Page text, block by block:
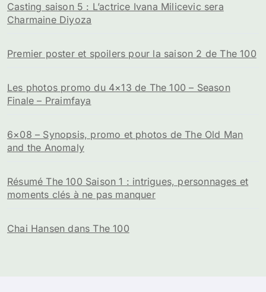
Casting saison 5 : L’actrice Ivana Milicevic sera
Charmaine Diyoza
Premier poster et spoilers pour la saison 2 de The 100
Les photos promo du 4×13 de The 100 – Season
Finale – Praimfaya
6×08 – Synopsis, promo et photos de The Old Man
and the Anomaly
Résumé The 100 Saison 1 : intrigues, personnages et
moments clés à ne pas manquer
Chai Hansen dans The 100